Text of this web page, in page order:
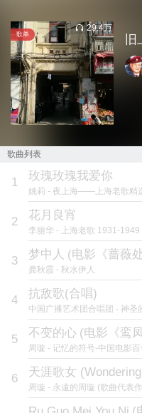
歌单
29.4万
歌曲列表
1 玫瑰玫瑰我爱你
姚莉 - 夜上海——上海老歌精
2 花月良宵
李丽华 - 上海老歌 1931-1949
3 梦中人 (电影《蔷薇
龚秋霞 - 秋水伊人
4 抗敌歌(合唱)
中国广播艺术团合唱团 - 神圣
5 不变的心 (电影《鸾
周璇 - 记忆的符号-中国电影
6 天涯歌女
周璇 - 永遠的周璇 (歌曲代表